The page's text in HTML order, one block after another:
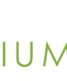
wysyłki
dostępu do
swoich danych